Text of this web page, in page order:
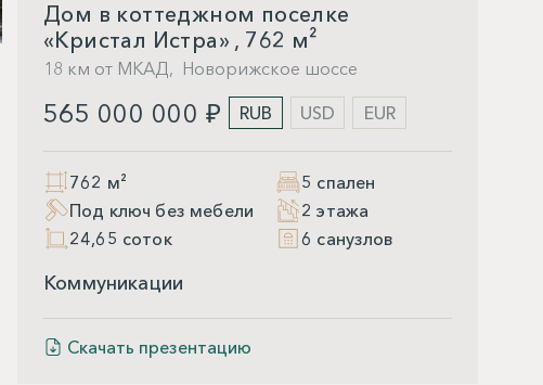
Дом в коттеджном поселке
«Кристал Истра» , 762 м²
18 км от МКАД, Новорижское шоссе
565 000 000 ₽ RUB USD EUR
762 м²
Под ключ без мебели
24,65 соток
5 спален
2 этажа
6 санузлов
Коммуникации
Скачать презентацию